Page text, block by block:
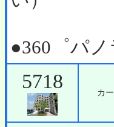
●360゜パ
5718
カ